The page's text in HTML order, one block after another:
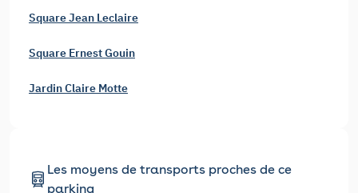
Square Jean Leclaire
Square Ernest Gouin
Jardin Claire Motte
Les moyens de transports proches de ce
parking